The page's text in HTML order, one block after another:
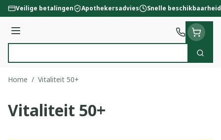
Ga naar de inhoud
Veilige betalingen Apothekersadvies Snelle beschikbaarheid
Menu
Zoek
Home / Vitaliteit 50+
Vitaliteit 50+